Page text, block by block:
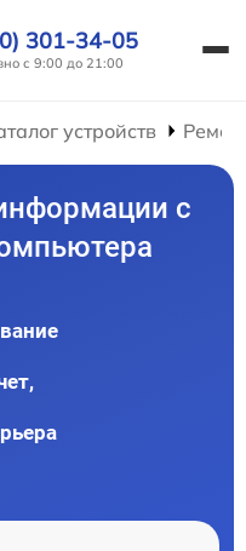
301-34-05
с 9:00 до 21:00
устройств
с